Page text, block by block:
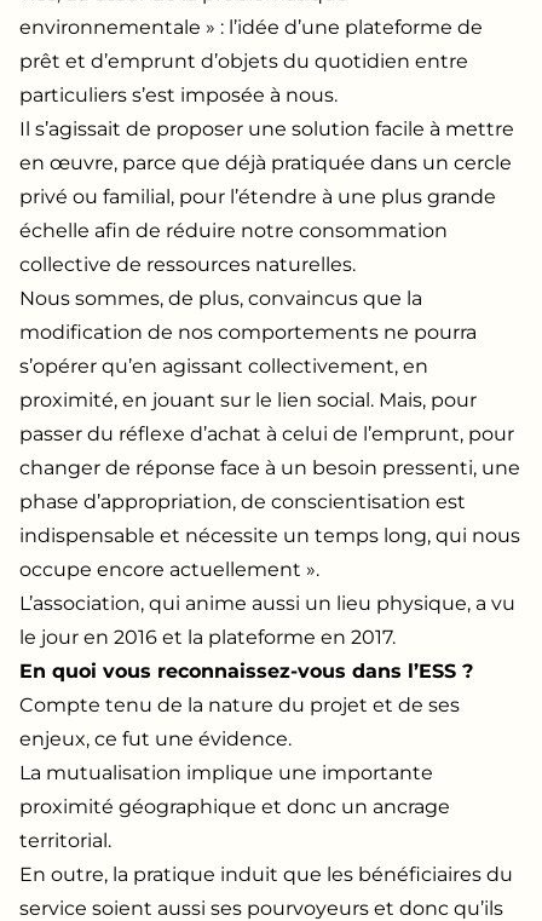
environnementale » : l’idée d’une plateforme de
prêt et d’emprunt d’objets du quotidien entre
particuliers s’est imposée à nous.
Il s’agissait de proposer une solution facile à mettre
en œuvre, parce que déjà pratiquée dans un cercle
privé ou familial, pour l’étendre à une plus grande
échelle afin de réduire notre consommation
collective de ressources naturelles.
Nous sommes, de plus, convaincus que la
modification de nos comportements ne pourra
s’opérer qu’en agissant collectivement, en
proximité, en jouant sur le lien social. Mais, pour
passer du réflexe d’achat à celui de l’emprunt, pour
changer de réponse face à un besoin pressenti, une
phase d’appropriation, de conscientisation est
indispensable et nécessite un temps long, qui nous
occupe encore actuellement ».
L’association, qui anime aussi un lieu physique, a vu
le jour en 2016 et la plateforme en 2017.
En quoi vous reconnaissez-vous dans l’ESS ?
Compte tenu de la nature du projet et de ses
enjeux, ce fut une évidence.
La mutualisation implique une importante
proximité géographique et donc un ancrage
territorial.
En outre, la pratique induit que les bénéficiaires du
service soient aussi ses pourvoyeurs et donc qu’ils